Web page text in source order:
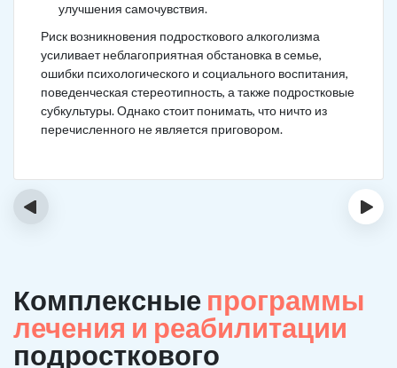
улучшения самочувствия.
Риск возникновения подросткового алкоголизма
усиливает неблагоприятная обстановка в семье,
ошибки психологического и социального воспитания,
поведенческая стереотипность, а также подростковые
субкультуры. Однако стоит понимать, что ничто из
перечисленного не является приговором.
‹ ›
Комплексные программы
лечения и реабилитации
подросткового